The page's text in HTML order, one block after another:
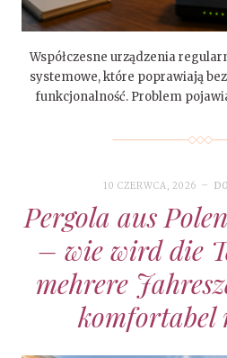
Współczesne urządzenia
systemowe, które poprawiają
funkcjonalność. Problem
10 CZERWCA, 2026
Pergola aus
– wie wird die
mehrere
komfortabel